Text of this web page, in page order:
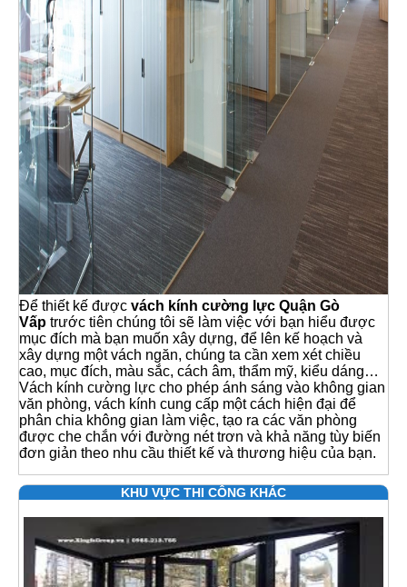
Để thiết kế được vách kính cường lực Quận Gò
Vấp trước tiên chúng tôi sẽ làm việc với bạn hiểu được
mục đích mà bạn muốn xây dựng, để lên kế hoạch và
xây dựng một vách ngăn, chúng ta cần xem xét chiều
cao, mục đích, màu sắc, cách âm, thẩm mỹ, kiểu dáng…
Vách kính cường lực cho phép ánh sáng vào không gian
văn phòng, vách kính cung cấp một cách hiện đại để
phân chia không gian làm việc, tạo ra các văn phòng
được che chắn với đường nét trơn và khả năng tùy biến
đơn giản theo nhu cầu thiết kế và thương hiệu của bạn.
KHU VỰC THI CÔNG KHÁC